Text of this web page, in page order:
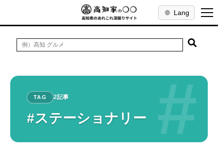
Lang
#
TAG 2記事
#ステーショナリー